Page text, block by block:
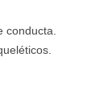
conducta.